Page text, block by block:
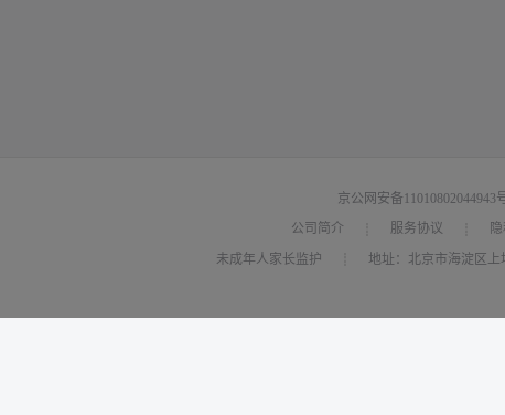
京公网安备11010802044943
公司简介
服务协议
未成年人家长监护
地址：北京市海淀区上